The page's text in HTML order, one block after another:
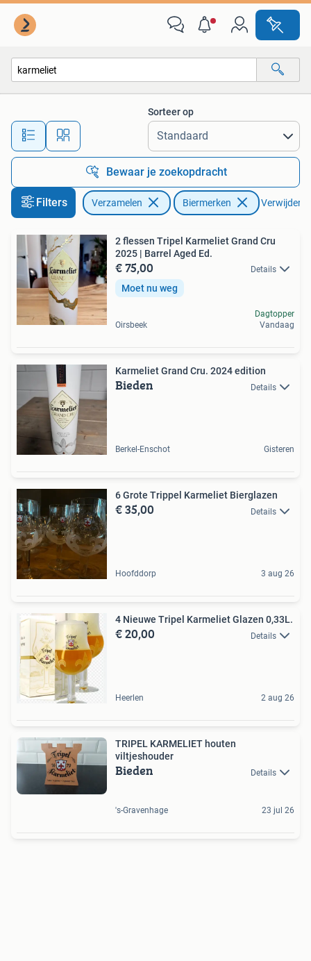
Alle afstanden…
Sorteer op
Bewaar je zoekopdracht
Filters Verzamelen Biermerken Verwijder
2 flessen Tripel Karmeliet Grand Cru
2025 | Barrel Aged Ed.
€ 75,00 Details
Moet nu weg
Oirsbeek
Dagtopper
Vandaag
Karmeliet Grand Cru. 2024 edition
Bieden Details
Berkel-Enschot Gisteren
6 Grote Trippel Karmeliet Bierglazen
€ 35,00 Details
Hoofddorp 3 aug 26
4 Nieuwe Tripel Karmeliet Glazen 0,33L.
€ 20,00 Details
Heerlen 2 aug 26
TRIPEL KARMELIET houten
viltjeshouder
Bieden Details
's-Gravenhage 23 jul 26